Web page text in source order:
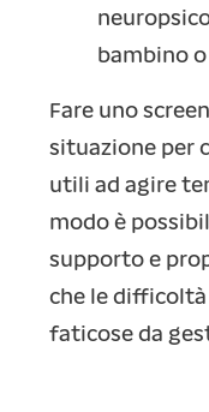
bambino
Fare uno
situazione per
utili ad agire
modo è
supporto e
che le
faticose da